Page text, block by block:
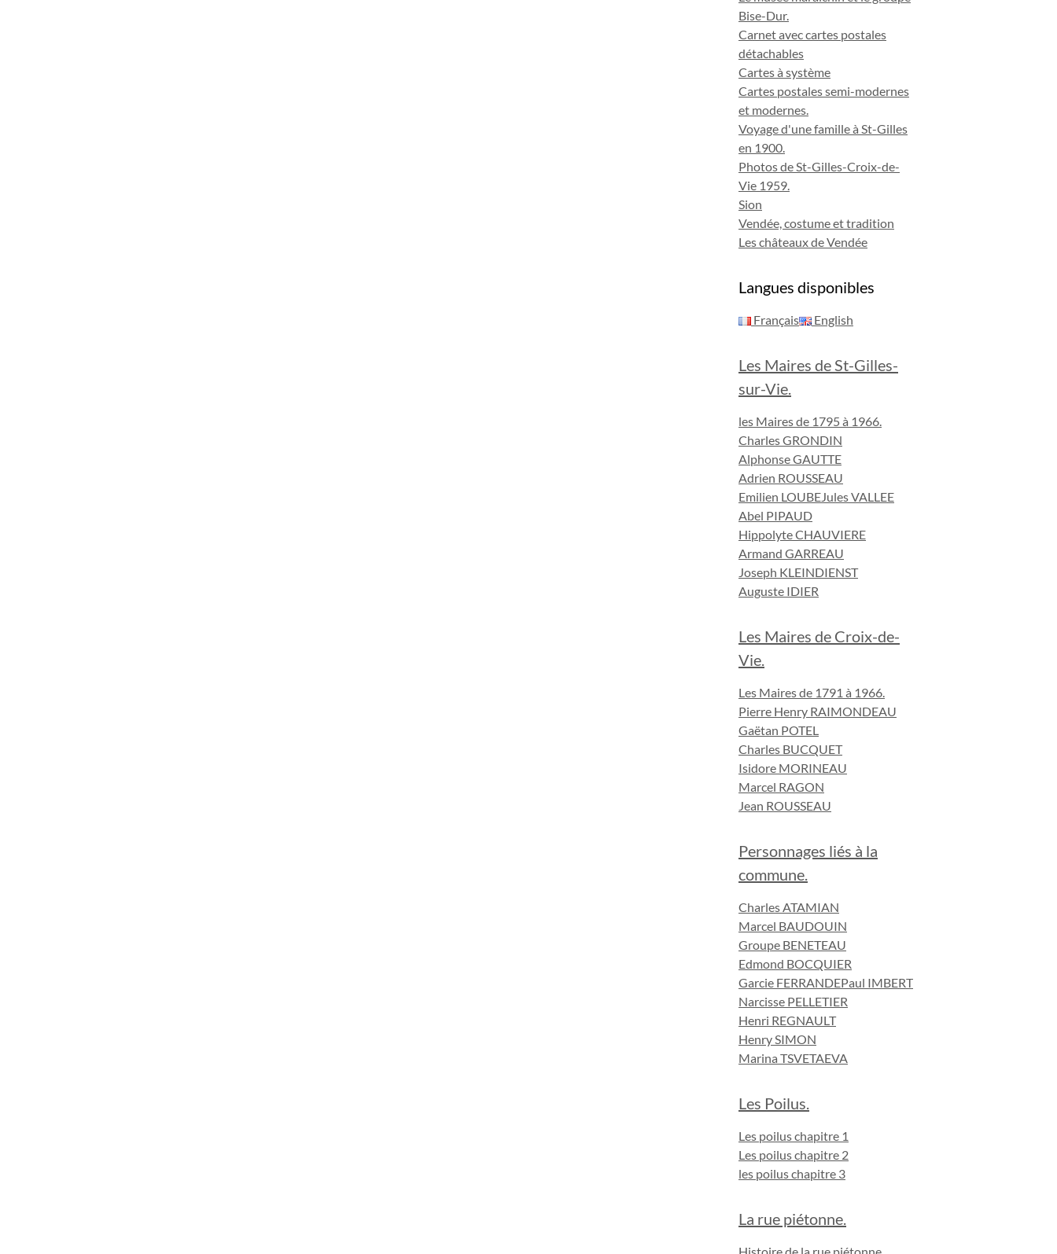
Bise-Dur.
Carnet avec cartes postales
détachables
Cartes à système
Cartes postales semi-modernes
et modernes.
Voyage d'une famille à St-Gilles
en 1900.
Photos de St-Gilles-Croix-de-
Vie 1959.
Sion
Vendée, costume et tradition
Les châteaux de Vendée
Langues disponibles
Français English
Les Maires de St-Gilles-
sur-Vie.
les Maires de 1795 à 1966.
Charles GRONDIN
Alphonse GAUTTE
Adrien ROUSSEAU
Emilien LOUBEJules VALLEE
Abel PIPAUD
Hippolyte CHAUVIERE
Armand GARREAU
Joseph KLEINDIENST
Auguste IDIER
Les Maires de Croix-de-
Vie.
Les Maires de 1791 à 1966.
Pierre Henry RAIMONDEAU
Gaëtan POTEL
Charles BUCQUET
Isidore MORINEAU
Marcel RAGON
Jean ROUSSEAU
Personnages liés à la
commune.
Charles ATAMIAN
Marcel BAUDOUIN
Groupe BENETEAU
Edmond BOCQUIER
Garcie FERRANDEPaul IMBERT
Narcisse PELLETIER
Henri REGNAULT
Henry SIMON
Marina TSVETAEVA
Les Poilus.
Les poilus chapitre 1
Les poilus chapitre 2
les poilus chapitre 3
La rue piétonne.